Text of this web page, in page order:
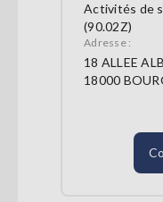
Activités de
(90.02Z)
Adresse :
18 ALLEE
18000